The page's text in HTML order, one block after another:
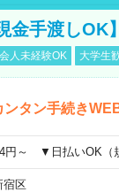
金手渡し
人未経験OK 大学生
タン手続き
円～ ▼日払いOK
宿区